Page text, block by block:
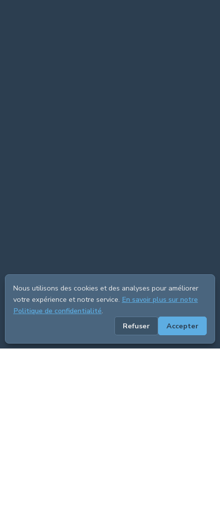
Nous utilisons des cookies et des analyses pour améliorer
votre expérience et notre service. En savoir plus sur notre
Politique de confidentialité.
Refuser
Accepter